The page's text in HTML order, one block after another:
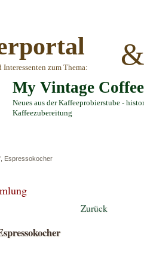
zum Thema:
&
My Vintage
Neues aus der Kaffeeprobierstube -
Kaffeezubereitung
Espressokocher
Zurück